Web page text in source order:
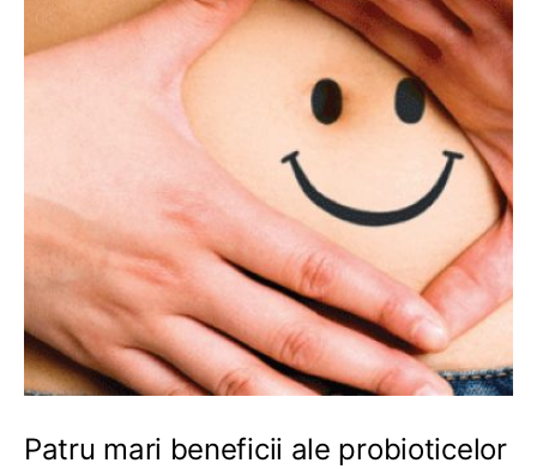
Patru mari beneficii ale probioticelor